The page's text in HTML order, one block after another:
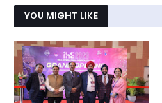
YOU MIGHT LIKE